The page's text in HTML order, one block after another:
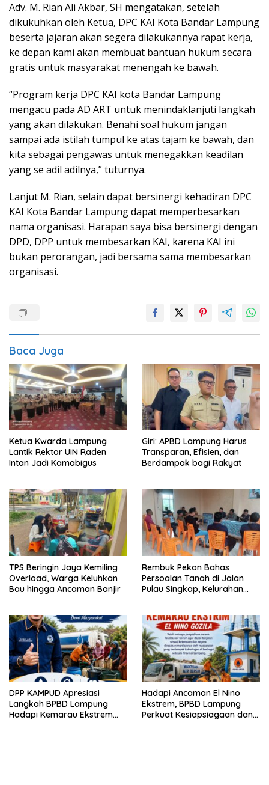
Adv. M. Rian Ali Akbar, SH mengatakan, setelah
dikukuhkan oleh Ketua, DPC KAI Kota Bandar Lampung
beserta jajaran akan segera dilakukannya rapat kerja,
ke depan kami akan membuat bantuan hukum secara
gratis untuk masyarakat menengah ke bawah.
“Program kerja DPC KAI kota Bandar Lampung
mengacu pada AD ART untuk menindaklanjuti langkah
yang akan dilakukan. Benahi soal hukum jangan
sampai ada istilah tumpul ke atas tajam ke bawah, dan
kita sebagai pengawas untuk menegakkan keadilan
yang se adil adilnya,” tuturnya.
Lanjut M. Rian, selain dapat bersinergi kehadiran DPC
KAI Kota Bandar Lampung dapat memperbesarkan
nama organisasi. Harapan saya bisa bersinergi dengan
DPD, DPP untuk membesarkan KAI, karena KAI ini
bukan perorangan, jadi bersama sama membesarkan
organisasi.
Baca Juga
Ketua Kwarda Lampung
Lantik Rektor UIN Raden
Intan Jadi Kamabigus
Giri: APBD Lampung Harus
Transparan, Efisien, dan
Berdampak bagi Rakyat
TPS Beringin Jaya Kemiling
Overload, Warga Keluhkan
Bau hingga Ancaman Banjir
Rembuk Pekon Bahas
Persoalan Tanah di Jalan
Pulau Singkap, Kelurahan
DPP KAMPUD Apresiasi
Langkah BPBD Lampung
Hadapi Kemarau Ekstrem
Hadapi Ancaman El Nino
Ekstrem, BPBD Lampung
Perkuat Kesiapsiagaan dan